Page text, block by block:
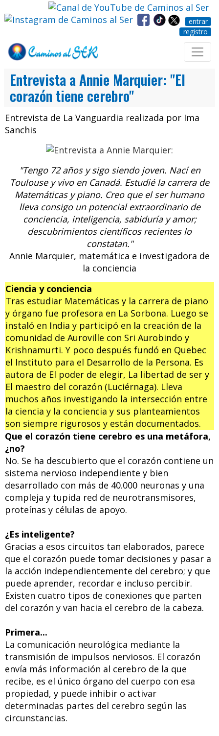
entrar
registro
Entrevista a Annie Marquier: "El
corazón tiene cerebro"
Entrevista de La Vanguardia realizada por Ima
Sanchis
"Tengo 72 años y sigo siendo joven. Nací en
Toulouse y vivo en Canadá. Estudié la carrera de
Matemáticas y piano. Creo que el ser humano
lleva consigo un potencial extraordinario de
conciencia, inteligencia, sabiduría y amor;
descubrimientos científicos recientes lo
constatan."
Annie Marquier, matemática e investigadora de
la conciencia
Ciencia y conciencia
Tras estudiar Matemáticas y la carrera de piano
y órgano fue profesora en La Sorbona. Luego se
instaló en India y participó en la creación de la
comunidad de Auroville con Sri Aurobindo y
Krishnamurti. Y poco después fundó en Quebec
el Instituto para el Desarrollo de la Persona. Es
autora de El poder de elegir, La libertad de ser y
El maestro del corazón (Luciérnaga). Lleva
muchos años investigando la intersección entre
la ciencia y la conciencia y sus planteamientos
son siempre rigurosos y están documentados.
Que el corazón tiene cerebro es una metáfora,
¿no?
No. Se ha descubierto que el corazón contiene un
sistema nervioso independiente y bien
desarrollado con más de 40.000 neuronas y una
compleja y tupida red de neurotransmisores,
proteínas y células de apoyo.
¿Es inteligente?
Gracias a esos circuitos tan elaborados, parece
que el corazón puede tomar decisiones y pasar a
la acción independientemente del cerebro; y que
puede aprender, recordar e incluso percibir.
Existen cuatro tipos de conexiones que parten
del corazón y van hacia el cerebro de la cabeza.
Primera...
La comunicación neurológica mediante la
transmisión de impulsos nerviosos. El corazón
envía más información al cerebro de la que
recibe, es el único órgano del cuerpo con esa
propiedad, y puede inhibir o activar
determinadas partes del cerebro según las
circunstancias.